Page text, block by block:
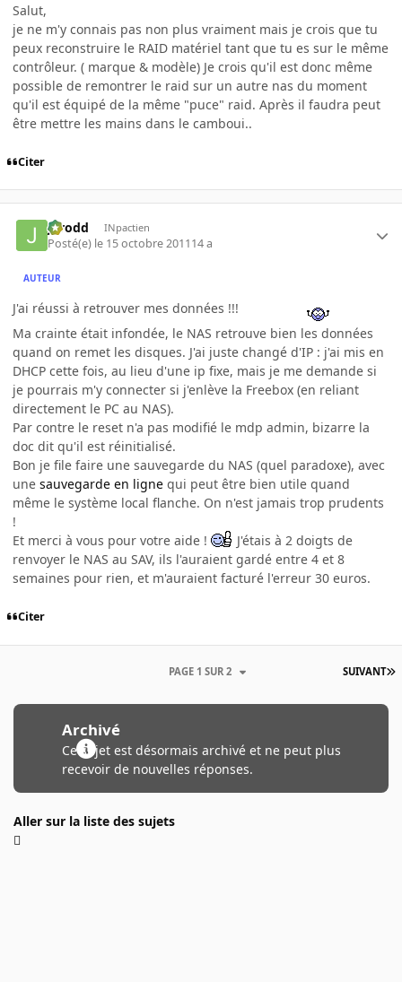
Salut,
je ne m'y connais pas non plus vraiment mais je crois que tu
peux reconstruire le RAID matériel tant que tu es sur le même
contrôleur. ( marque & modèle) Je crois qu'il est donc même
possible de remontrer le raid sur un autre nas du moment
qu'il est équipé de la même "puce" raid. Après il faudra peut
être mettre les mains dans le camboui..
Citer
Jarodd INpactien
Posté(e) le 15 octobre 201114 a
AUTEUR
J'ai réussi à retrouver mes données !!!
Ma crainte était infondée, le NAS retrouve bien les données
quand on remet les disques. J'ai juste changé d'IP : j'ai mis en
DHCP cette fois, au lieu d'une ip fixe, mais je me demande si
je pourrais m'y connecter si j'enlève la Freebox (en reliant
directement le PC au NAS).
Par contre le reset n'a pas modifié le mdp admin, bizarre la
doc dit qu'il est réinitialisé.
Bon je file faire une sauvegarde du NAS (quel paradoxe), avec
une sauvegarde en ligne qui peut être bien utile quand
même le système local flanche. On n'est jamais trop prudents
!
Et merci à vous pour votre aide !
J'étais à 2 doigts de
renvoyer le NAS au SAV, ils l'auraient gardé entre 4 et 8
semaines pour rien, et m'auraient facturé l'erreur 30 euros.
Citer
SUIVANT
PAGE 1 SUR 2
Archivé
Ce sujet est désormais archivé et ne peut plus
recevoir de nouvelles réponses.
Aller sur la liste des sujets